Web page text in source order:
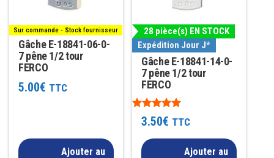
Sur commande - Stock fournisseur
Gâche E-18841-06-0-
7 pêne 1/2 tour
FERCO
5.00€ TTC
Ajouter au
28 pièce(s) EN STOCK
Expédition Jour J*
Gâche E-18841-14-0-
7 pêne 1/2 tour
FERCO
Note
5.00
3.50€ TTC
Ajouter au